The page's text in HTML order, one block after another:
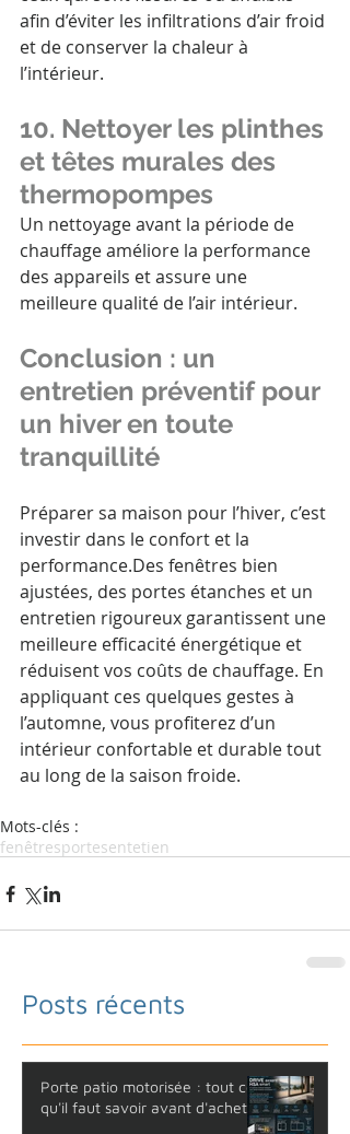
afin d’éviter les infiltrations d’air froid
et de conserver la chaleur à
l’intérieur.
10. Nettoyer les plinthes
et têtes murales des
thermopompes
Un nettoyage avant la période de
chauffage améliore la performance
des appareils et assure une
meilleure qualité de l’air intérieur.
Conclusion : un
entretien préventif pour
un hiver en toute
tranquillité
Préparer sa maison pour l’hiver, c’est
investir dans le confort et la
performance.Des fenêtres bien
ajustées, des portes étanches et un
entretien rigoureux garantissent une
meilleure efficacité énergétique et
réduisent vos coûts de chauffage. En
appliquant ces quelques gestes à
l’automne, vous profiterez d’un
intérieur confortable et durable tout
au long de la saison froide.
Mots-clés :
fenêtresportesentetien
Posts récents
Porte patio motorisée : tout ce
qu'il faut savoir avant d'acheter